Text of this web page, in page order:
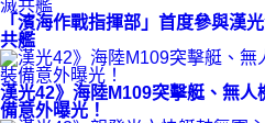
「濱海作戰指揮部」首度參與漢
共艦
漢光42》海陸M109突擊艇、無
備意外曝光！